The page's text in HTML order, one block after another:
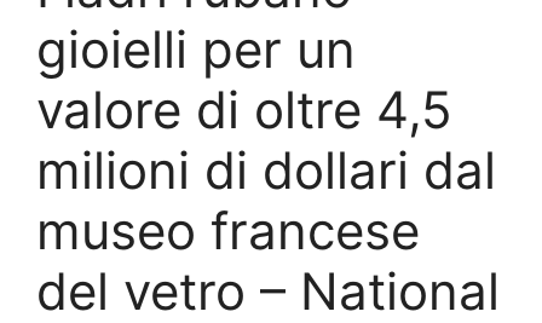
gioielli per un
valore di oltre 4,5
milioni di dollari dal
museo francese
del vetro – National